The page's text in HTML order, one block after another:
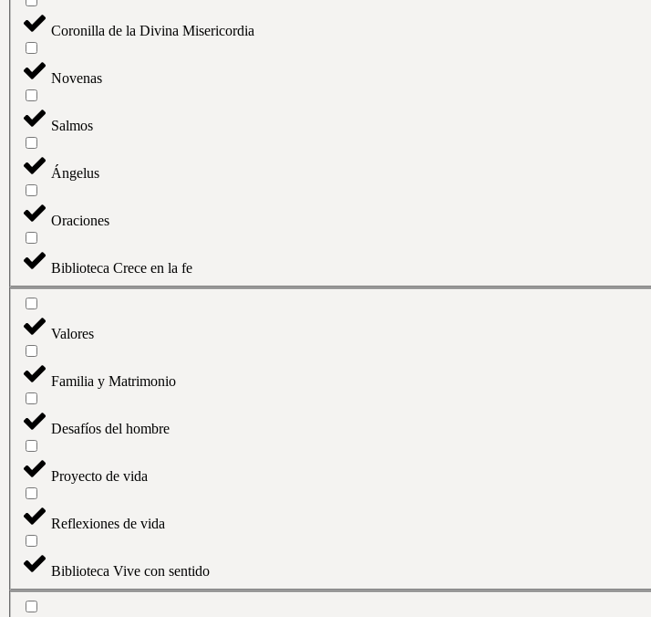
Coronilla de la Divina Misericordia
Novenas
Salmos
Ángelus
Oraciones
Biblioteca Crece en la fe
Valores
Familia y Matrimonio
Desafíos del hombre
Proyecto de vida
Reflexiones de vida
Biblioteca Vive con sentido